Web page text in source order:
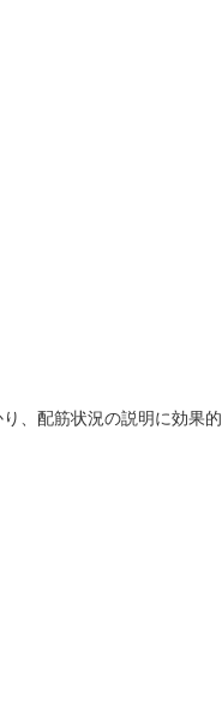
、配筋状況の説明に効果的